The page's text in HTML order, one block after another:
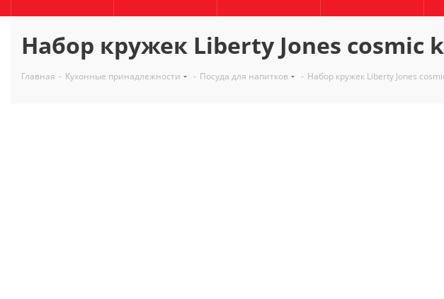
Набор кружек Liberty Jones cosmic
Главная - Кухонные принадлежности - Посуда для напитков - Набор кружек Liberty Jones